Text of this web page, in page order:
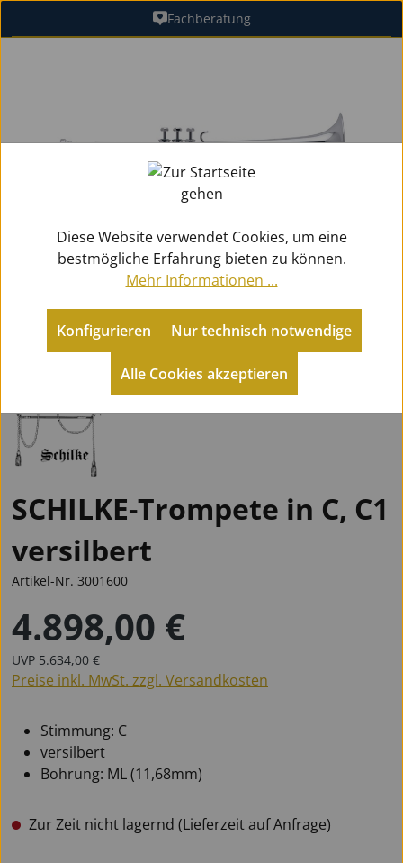
Zum Hauptinhalt springenFachberatung
Metallblasinstrumente
C-Trompeten (Perinet)
SCHILKE-Trompete in C, C1
versilbert
Artikel-Nr. 3001600
Regulärer Preis:
4.898,00 €
UVP Regulärer Preis:
5.634,00 €
Preise inkl. MwSt. zzgl. Versandkosten
Stimmung: C
versilbert
Bohrung: ML (11,68mm)
Zur Zeit nicht lagernd (Lieferzeit auf Anfrage)
Diese Website verwendet Cookies, um eine
bestmögliche Erfahrung bieten zu können.
Mehr Informationen ...
Konfigurieren
Alle Cookies akzeptieren
Nur technisch notwendige